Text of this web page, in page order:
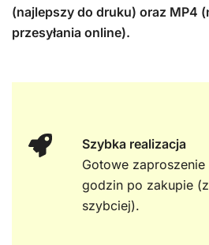
(najlepszy do druku) oraz MP4
przesyłania online).
Szybka realizacja
Gotowe
godzin po zakupie
szybciej).